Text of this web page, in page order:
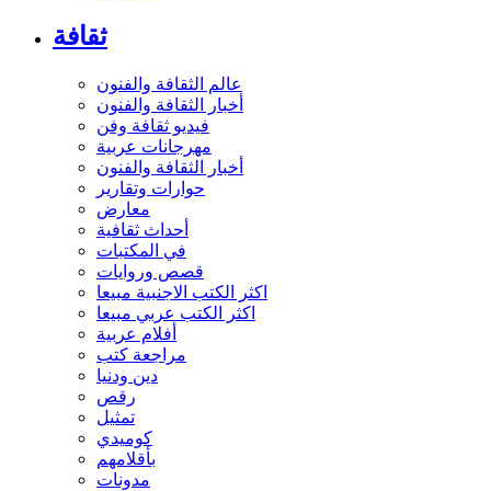
ثقافة
عالم الثقافة والفنون
أخبار الثقافة والفنون
فيديو ثقافة وفن
مهرجانات عربية
أخبار الثقافة والفنون
حوارات وتقارير
معارض
أحداث ثقافية
في المكتبات
قصص وروايات
اكثر الكتب الاجنبية مبيعا
اكثر الكتب عربي مبيعا
أفلام عربية
مراجعة كتب
دين ودنيا
رقص
تمثيل
كوميدي
بأقلامهم
مدونات